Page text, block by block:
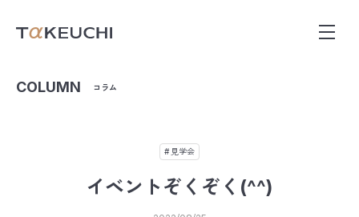
COLUMN コラム
見学会
イベントぞくぞく(^^)